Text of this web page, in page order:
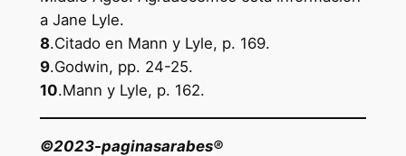
a Jane Lyle.
8.Citado en Mann y Lyle, p. 169.
9.Godwin, pp. 24-25.
10.Mann y Lyle, p. 162.
©2023-paginasarabes®